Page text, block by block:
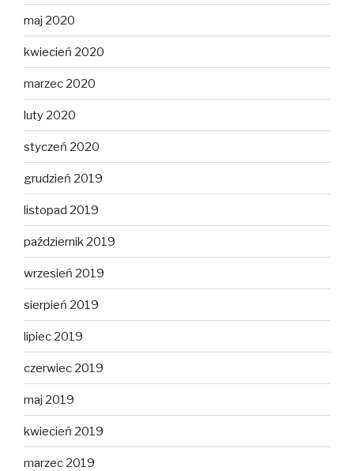
maj 2020
kwiecień 2020
marzec 2020
luty 2020
styczeń 2020
grudzień 2019
listopad 2019
październik 2019
wrzesień 2019
sierpień 2019
lipiec 2019
czerwiec 2019
maj 2019
kwiecień 2019
marzec 2019